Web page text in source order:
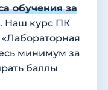
обучения за
Наш курс ПК
минимум за
баллы